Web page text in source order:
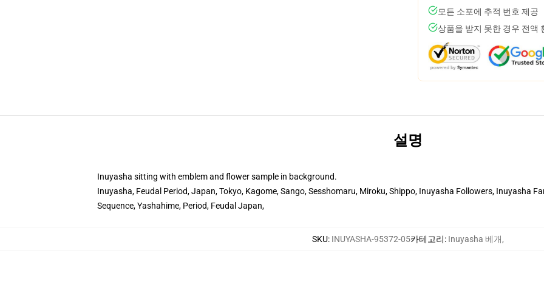
모든 소포에 추적 번호 제공
상품을 받지 못한 경우 전액
설명
Inuyasha sitting with emblem and flower sample in background.
Inuyasha, Feudal Period, Japan, Tokyo, Kagome, Sango, Sesshomaru, Miroku, Shippo, Inuyasha Followers, Inuyasha
Sequence, Yashahime, Period, Feudal Japan,
SKU: INUYASHA-95372-05카테고리: Inuyasha 베개,